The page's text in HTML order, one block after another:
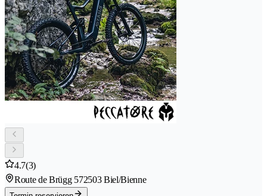
4.7(3)
Route de Brügg 572503 Biel/Bienne